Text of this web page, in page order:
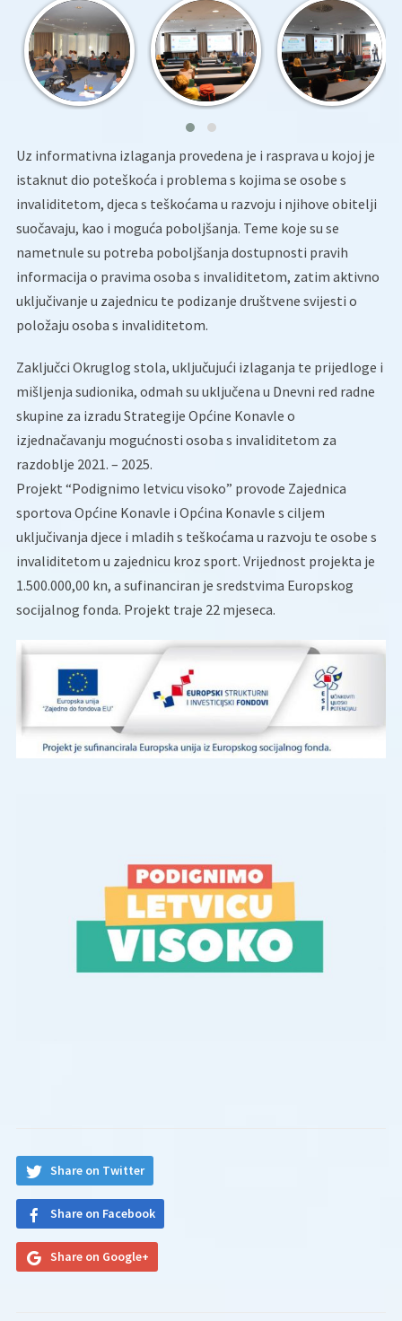
Uz informativna izlaganja provedena je i rasprava u kojoj je
istaknut dio poteškoća i problema s kojima se osobe s
invaliditetom, djeca s teškoćama u razvoju i njihove obitelji
suočavaju, kao i moguća poboljšanja. Teme koje su se
nametnule su potreba poboljšanja dostupnosti pravih
informacija o pravima osoba s invaliditetom, zatim aktivno
uključivanje u zajednicu te podizanje društvene svijesti o
položaju osoba s invaliditetom.
Zaključci Okruglog stola, uključujući izlaganja te prijedloge i
mišljenja sudionika, odmah su uključena u Dnevni red radne
skupine za izradu Strategije Općine Konavle o
izjednačavanju mogućnosti osoba s invaliditetom za
razdoblje 2021. – 2025.
Projekt “Podignimo letvicu visoko” provode Zajednica
sportova Općine Konavle i Općina Konavle s ciljem
uključivanja djece i mladih s teškoćama u razvoju te osobe s
invaliditetom u zajednicu kroz sport. Vrijednost projekta je
1.500.000,00 kn, a sufinanciran je sredstvima Europskog
socijalnog fonda. Projekt traje 22 mjeseca.
Share on Twitter
Share on Facebook
Share on Google+